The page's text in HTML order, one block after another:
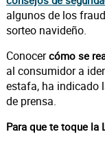
algunos de los
sorteo navideño.
Conocercómo se
al consumidor a
estafa, ha indicado
de prensa.
Para que te toque la